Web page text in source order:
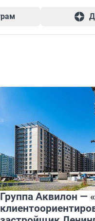
Группа Аквилон —